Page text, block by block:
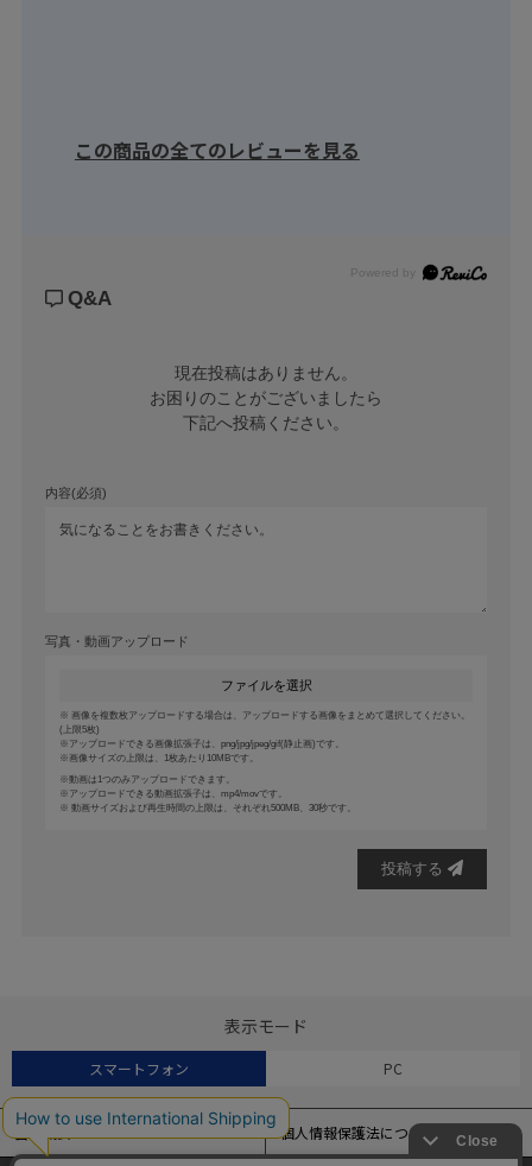
この商品の全てのレビューを見る
Powered by
Q&A
現在投稿はありません。
お困りのことがございましたら
下記へ投稿ください。
内容(必須)
写真・動画アップロード
ファイルを選択
画像を複数枚アップロードする場合は、アップロードする画像をまとめて選択してください。
(上限5枚)
アップロードできる画像拡張子は、png/jpg/jpeg/gif(静止画)です。
画像サイズの上限は、1枚あたり10MBです。
動画は1つのみアップロードできます。
アップロードできる動画拡張子は、mp4/movです。
動画サイズおよび再生時間の上限は、それぞれ500MB、30秒です。
投稿する
表示モード
スマートフォン PC
個人情報保護法について